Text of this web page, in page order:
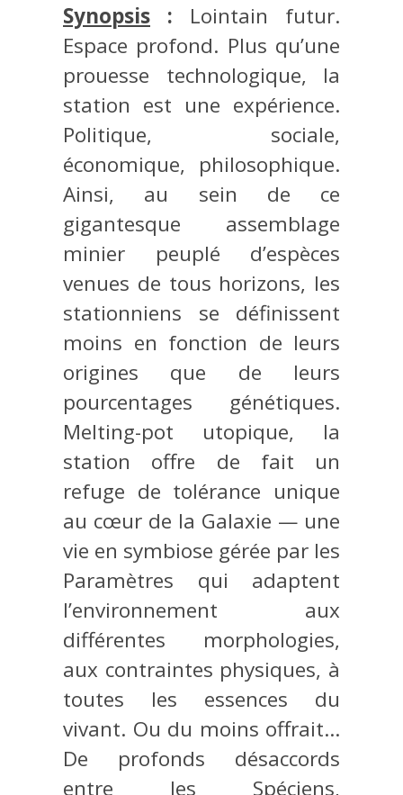
Synopsis : Lointain futur.
Espace profond. Plus qu’une
prouesse technologique, la
station est une expérience.
Politique, sociale,
économique, philosophique.
Ainsi, au sein de ce
gigantesque assemblage
minier peuplé d’espèces
venues de tous horizons, les
stationniens se définissent
moins en fonction de leurs
origines que de leurs
pourcentages génétiques.
Melting-pot utopique, la
station offre de fait un
refuge de tolérance unique
au cœur de la Galaxie — une
vie en symbiose gérée par les
Paramètres qui adaptent
l’environnement aux
différentes morphologies,
aux contraintes physiques, à
toutes les essences du
vivant. Ou du moins offrait…
De profonds désaccords
entre les Spéciens,